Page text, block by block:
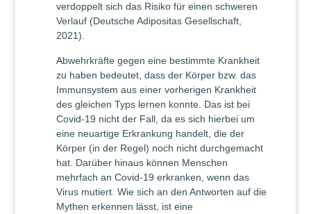
verdoppelt sich das Risiko für einen schweren
Verlauf (Deutsche Adipositas Gesellschaft,
2021).
Abwehrkräfte gegen eine bestimmte Krankheit
zu haben bedeutet, dass der Körper bzw. das
Immunsystem aus einer vorherigen Krankheit
des gleichen Typs lernen konnte. Das ist bei
Covid-19 nicht der Fall, da es sich hierbei um
eine neuartige Erkrankung handelt, die der
Körper (in der Regel) noch nicht durchgemacht
hat. Darüber hinaus können Menschen
mehrfach an Covid-19 erkranken, wenn das
Virus mutiert. Wie sich an den Antworten auf die
Mythen erkennen lässt, ist eine